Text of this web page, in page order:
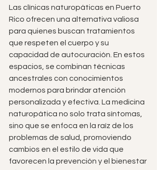
Las clínicas naturopáticas en Puerto
Rico ofrecen una alternativa valiosa
para quienes buscan tratamientos
que respeten el cuerpo y su
capacidad de autocuración. En estos
espacios, se combinan técnicas
ancestrales con conocimientos
modernos para brindar atención
personalizada y efectiva. La medicina
naturopática no solo trata síntomas,
sino que se enfoca en la raíz de los
problemas de salud, promoviendo
cambios en el estilo de vida que
favorecen la prevención y el bienestar